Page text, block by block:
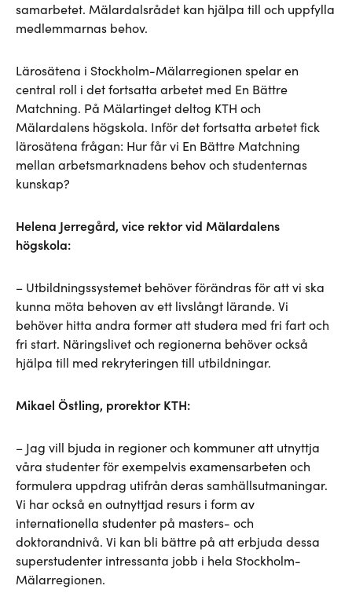
samarbetet. Mälardalsrådet kan hjälpa till och uppfylla
medlemmarnas behov.
Lärosätena i Stockholm-Mälarregionen spelar en
central roll i det fortsatta arbetet med En Bättre
Matchning. På Mälartinget deltog KTH och
Mälardalens högskola. Inför det fortsatta arbetet fick
lärosätena frågan: Hur får vi En Bättre Matchning
mellan arbetsmarknadens behov och studenternas
kunskap?
Helena Jerregård, vice rektor vid Mälardalens
högskola:
– Utbildningssystemet behöver förändras för att vi ska
kunna möta behoven av ett livslångt lärande. Vi
behöver hitta andra former att studera med fri fart och
fri start. Näringslivet och regionerna behöver också
hjälpa till med rekryteringen till utbildningar.
Mikael Östling, prorektor KTH:
– Jag vill bjuda in regioner och kommuner att utnyttja
våra studenter för exempelvis examensarbeten och
formulera uppdrag utifrån deras samhällsutmaningar.
Vi har också en outnyttjad resurs i form av
internationella studenter på masters- och
doktorandnivå. Vi kan bli bättre på att erbjuda dessa
superstudenter intressanta jobb i hela Stockholm-
Mälarregionen.